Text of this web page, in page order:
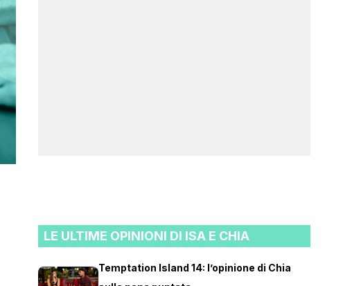
LE ULTIME OPINIONI DI ISA E CHIA
Temptation Island 14: l’opinione di Chia